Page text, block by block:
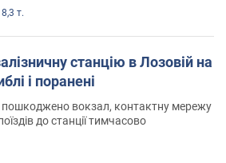
т.
станцію в Лозовій на
і поранені
вокзал, контактну мережу
до станції тимчасово